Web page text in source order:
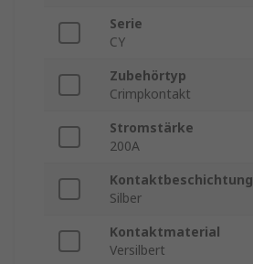
Serie
CY
Zubehörtyp
Crimpkontakt
Stromstärke
200A
Kontaktbeschichtung
Silber
Kontaktmaterial
Versilbert